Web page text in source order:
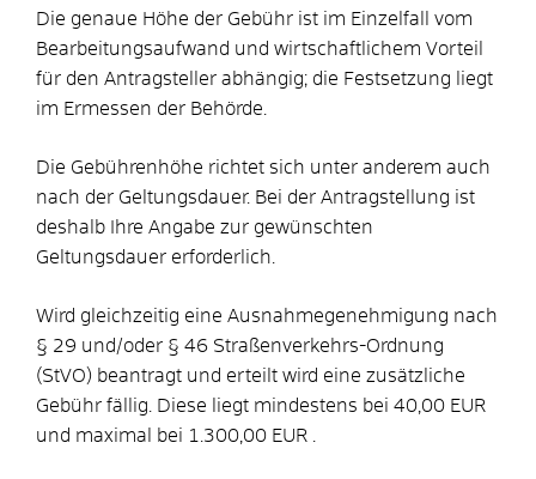
Die genaue Höhe der Gebühr ist im Einzelfall vom
Bearbeitungsaufwand und wirtschaftlichem Vorteil
für den Antragsteller abhängig; die Festsetzung liegt
im Ermessen der Behörde.
Die Gebührenhöhe richtet sich unter anderem auch
nach der Geltungsdauer. Bei der Antragstellung ist
deshalb Ihre Angabe zur gewünschten
Geltungsdauer erforderlich.
Wird gleichzeitig eine Ausnahmegenehmigung nach
§ 29 und/oder § 46 Straßenverkehrs-Ordnung
(StVO) beantragt und erteilt wird eine zusätzliche
Gebühr fällig. Diese liegt mindestens bei 40,00 EUR
und maximal bei 1.300,00 EUR .